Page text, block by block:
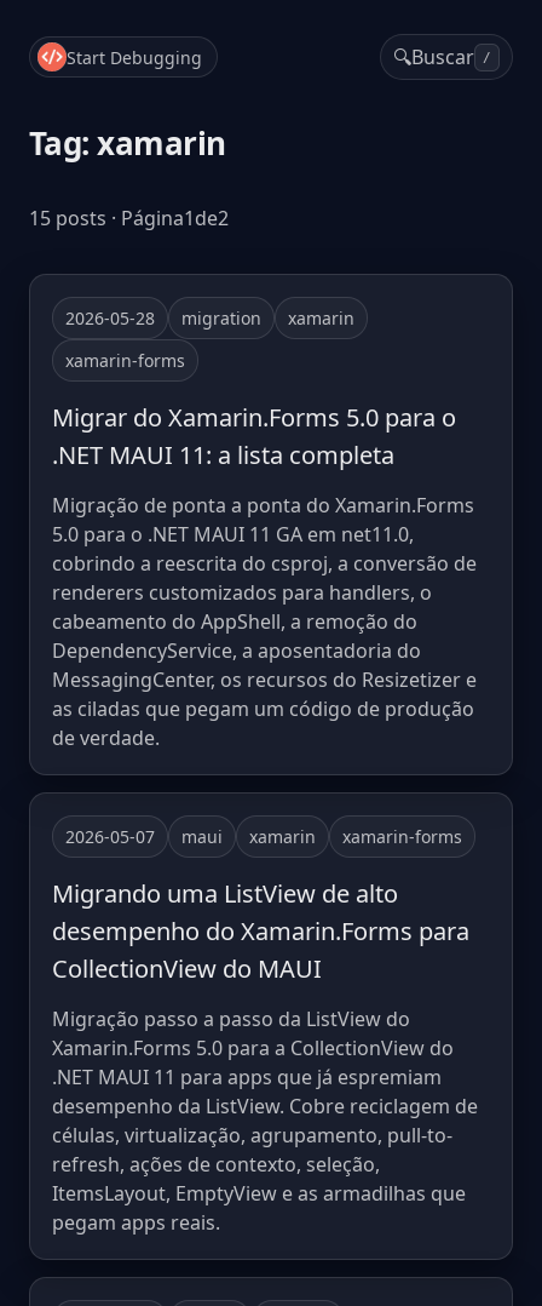
Start Debugging 🔍Buscar /
Tag: xamarin
15 posts · Página1de2
2026-05-28 migration
xamarin
xamarin-forms
Migrar do Xamarin.Forms 5.0 para o
.NET MAUI 11: a lista completa
Migração de ponta a ponta do Xamarin.Forms
5.0 para o .NET MAUI 11 GA em net11.0,
cobrindo a reescrita do csproj, a conversão de
renderers customizados para handlers, o
cabeamento do AppShell, a remoção do
DependencyService, a aposentadoria do
MessagingCenter, os recursos do Resizetizer e
as ciladas que pegam um código de produção
de verdade.
2026-05-07 maui xamarin xamarin-forms
Migrando uma ListView de alto
desempenho do Xamarin.Forms para
CollectionView do MAUI
Migração passo a passo da ListView do
Xamarin.Forms 5.0 para a CollectionView do
.NET MAUI 11 para apps que já espremiam
desempenho da ListView. Cobre reciclagem de
células, virtualização, agrupamento, pull-to-
refresh, ações de contexto, seleção,
ItemsLayout, EmptyView e as armadilhas que
pegam apps reais.